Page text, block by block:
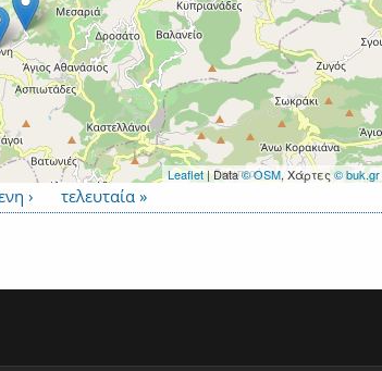
Leaflet| Data© OSM, Χάρτες© buk.gr
› τελευταία »